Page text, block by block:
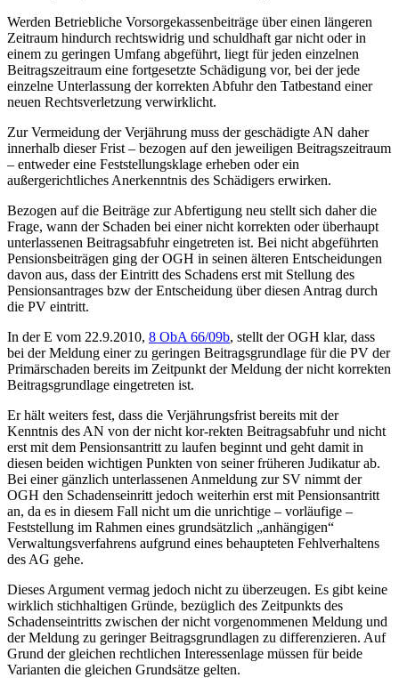
Werden Betriebliche Vorsorgekassenbeiträge über einen längeren
Zeitraum hindurch rechtswidrig und schuldhaft gar nicht oder in
einem zu geringen Umfang abgeführt, liegt für jeden einzelnen
Beitragszeitraum eine fortgesetzte Schädigung vor, bei der jede
einzelne Unterlassung der korrekten Abfuhr den Tatbestand einer
neuen Rechtsverletzung verwirklicht.
Zur Vermeidung der Verjährung muss der geschädigte AN daher
innerhalb dieser Frist – bezogen auf den jeweiligen Beitragszeitraum
– entweder eine Feststellungsklage erheben oder ein
außergerichtliches Anerkenntnis des Schädigers erwirken.
Bezogen auf die Beiträge zur Abfertigung neu stellt sich daher die
Frage, wann der Schaden bei einer nicht korrekten oder überhaupt
unterlassenen Beitragsabfuhr eingetreten ist. Bei nicht abgeführten
Pensionsbeiträgen ging der OGH in seinen älteren Entscheidungen
davon aus, dass der Eintritt des Schadens erst mit Stellung des
Pensionsantrages bzw der Entscheidung über diesen Antrag durch
die PV eintritt.
In der E vom 22.9.2010, 8 ObA 66/09b, stellt der OGH klar, dass
bei der Meldung einer zu geringen Beitragsgrundlage für die PV der
Primärschaden bereits im Zeitpunkt der Meldung der nicht korrekten
Beitragsgrundlage eingetreten ist.
Er hält weiters fest, dass die Verjährungsfrist bereits mit der
Kenntnis des AN von der nicht kor-rekten Beitragsabfuhr und nicht
erst mit dem Pensionsantritt zu laufen beginnt und geht damit in
diesen beiden wichtigen Punkten von seiner früheren Judikatur ab.
Bei einer gänzlich unterlassenen Anmeldung zur SV nimmt der
OGH den Schadenseinritt jedoch weiterhin erst mit Pensionsantritt
an, da es in diesem Fall nicht um die unrichtige – vorläufige –
Feststellung im Rahmen eines grundsätzlich „anhängigen“
Verwaltungsverfahrens aufgrund eines behaupteten Fehlverhaltens
des AG gehe.
Dieses Argument vermag jedoch nicht zu überzeugen. Es gibt keine
wirklich stichhaltigen Gründe, bezüglich des Zeitpunkts des
Schadenseintritts zwischen der nicht vorgenommenen Meldung und
der Meldung zu geringer Beitragsgrundlagen zu differenzieren. Auf
Grund der gleichen rechtlichen Interessenlage müssen für beide
Varianten die gleichen Grundsätze gelten.